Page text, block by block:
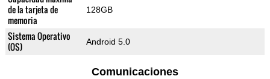
de la tarjeta de
memoria
128GB
Sistema Operativo
(OS)
Android 5.0
Comunicaciones